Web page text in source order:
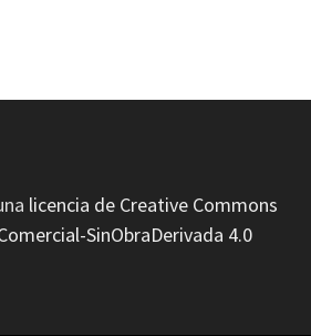
licencia de Creative Commons
SinObraDerivada 4.0